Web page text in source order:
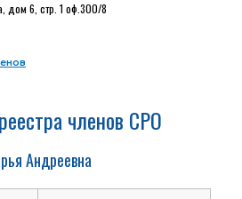
дом 6, стр. 1 оф.300/8
членов СРО
Андреевна